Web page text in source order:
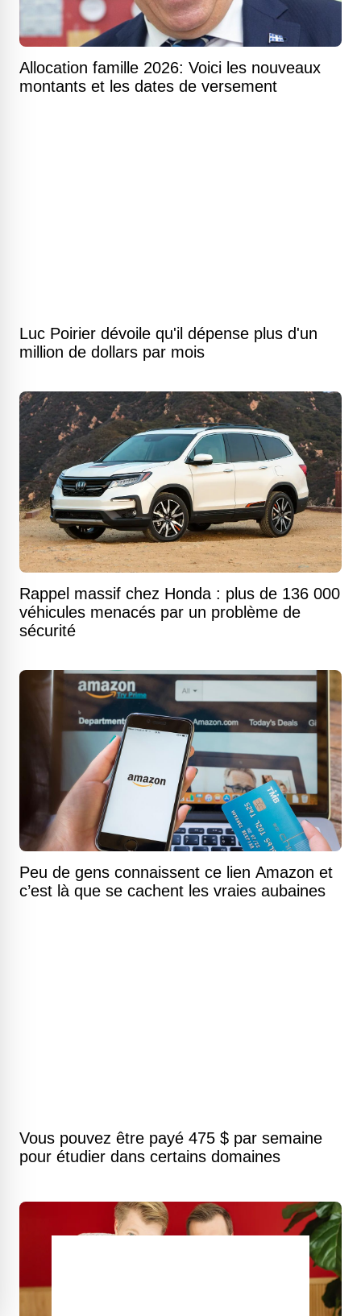
Allocation famille 2026: Voici les nouveaux
montants et les dates de versement
Luc Poirier dévoile qu'il dépense plus d'un
million de dollars par mois
Rappel massif chez Honda : plus de 136 000
véhicules menacés par un problème de
sécurité
Peu de gens connaissent ce lien Amazon et
c’est là que se cachent les vraies aubaines
Vous pouvez être payé 475 $ par semaine
pour étudier dans certains domaines